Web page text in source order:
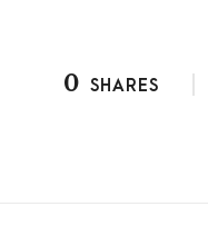
0 SHARES